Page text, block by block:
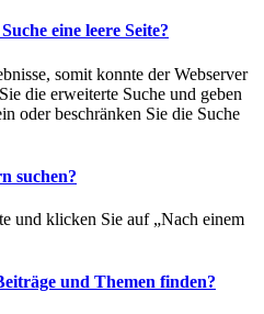
eine leere Seite?
somit konnte der Webserver
die erweiterte Suche und geben
oder beschränken Sie die Suche
suchen?
und klicken Sie auf „Nach einem
und Themen finden?